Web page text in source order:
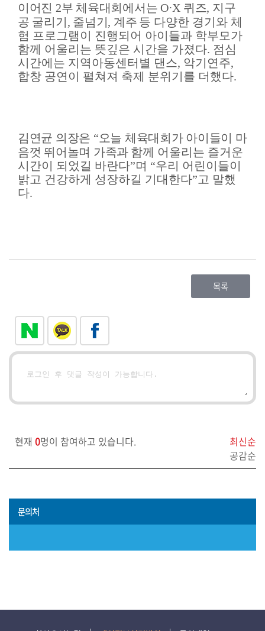
이어진 2부 체육대회에서는O·X 퀴즈, 지구
공 굴리기, 줄넘기, 계주 등 다양한 경기와 체
험 프로그램이 진행되어 아이들과 학부모가
함께 어울리는 뜻깊은 시간을 가졌다. 점심
시간에는 지역아동센터별 댄스, 악기연주,
합창 공연이 펼쳐져 축제 분위기를 더했다.
김연균 의장은 “오늘 체육대회가 아이들이 마
음껏 뛰어놀며 가족과 함께 어울리는 즐거운
시간이 되었길 바란다”며 “우리 어린이들이
밝고 건강하게 성장하길 기대한다”고 말했
다.
목록
현재 0명이 참여하고 있습니다.
최신순
공감순
문의처